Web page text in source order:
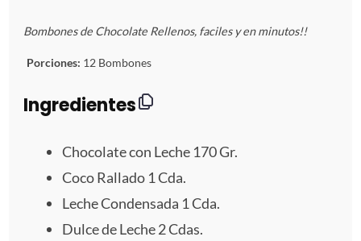
r
e
l
l
r
e
l
l
r
e
l
l
r
e
l
l
r
e
l
Bombones de Chocolate Rellenos, faciles y en minutos!!
Porciones: 12 Bombones
Ingredientes
Chocolate con Leche 170 Gr.
Coco Rallado 1Cda.
Leche Condensada 1Cda.
Dulce de Leche 2 Cdas.